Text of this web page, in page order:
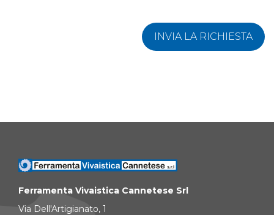
INVIA LA RICHIESTA
Ferramenta Vivaistica Cannetese Srl
Via Dell'Artigianato, 1